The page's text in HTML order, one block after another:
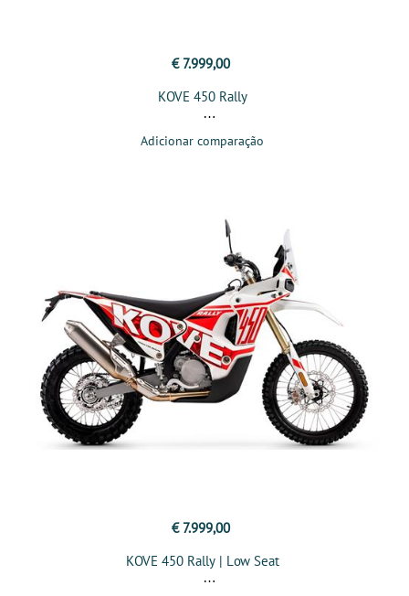
€ 7.999,00
KOVE 450 Rally
Adicionar comparação
€ 7.999,00
KOVE 450 Rally | Low Seat